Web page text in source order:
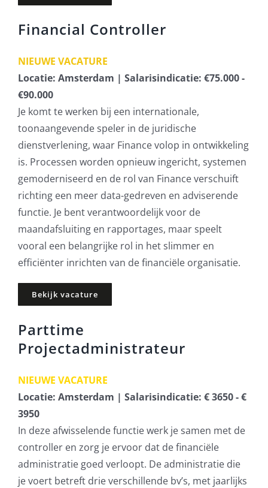
Financial Controller
NIEUWE VACATURE
Locatie: Amsterdam | Salarisindicatie: €75.000 -
€90.000
Je komt te werken bij een internationale,
toonaangevende speler in de juridische
dienstverlening, waar Finance volop in ontwikkeling
is. Processen worden opnieuw ingericht, systemen
gemoderniseerd en de rol van Finance verschuift
richting een meer data-gedreven en adviserende
functie. Je bent verantwoordelijk voor de
maandafsluiting en rapportages, maar speelt
vooral een belangrijke rol in het slimmer en
efficiënter inrichten van de financiële organisatie.
Bekijk vacature
Parttime
Projectadministrateur
NIEUWE VACATURE
Locatie: Amsterdam | Salarisindicatie: € 3650 - €
3950
In deze afwisselende functie werk je samen met de
controller en zorg je ervoor dat de financiële
administratie goed verloopt. De administratie die
je voert betreft drie verschillende bv’s, met jaarlijks